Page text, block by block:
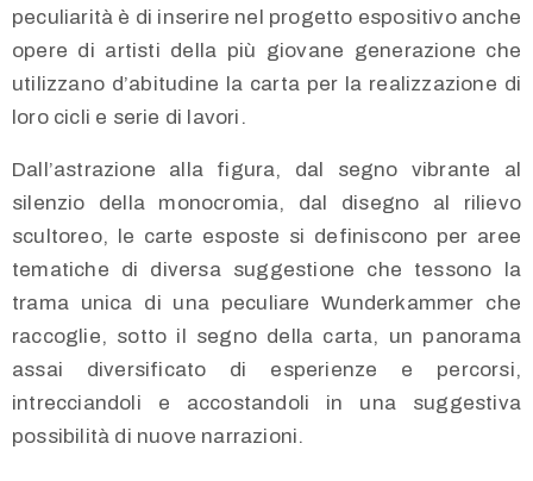
peculiarità è di inserire nel progetto espositivo anche
opere di artisti della più giovane generazione che
utilizzano d’abitudine la carta per la realizzazione di
loro cicli e serie di lavori.
Dall’astrazione alla figura, dal segno vibrante al
silenzio della monocromia, dal disegno al rilievo
scultoreo, le carte esposte si definiscono per aree
tematiche di diversa suggestione che tessono la
trama unica di una peculiare Wunderkammer che
raccoglie, sotto il segno della carta, un panorama
assai diversificato di esperienze e percorsi,
intrecciandoli e accostandoli in una suggestiva
possibilità di nuove narrazioni.